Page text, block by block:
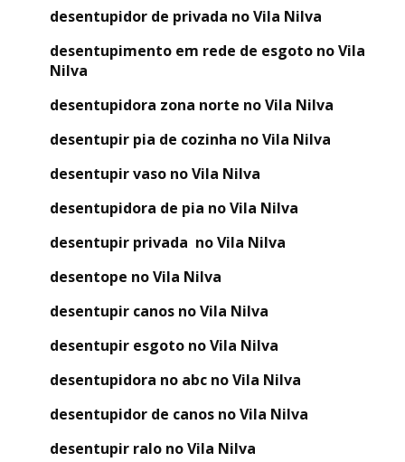
desentupidor de privada no Vila Nilva
desentupimento em rede de esgoto no Vila
Nilva
desentupidora zona norte no Vila Nilva
desentupir pia de cozinha no Vila Nilva
desentupir vaso no Vila Nilva
desentupidora de pia no Vila Nilva
desentupir privada no Vila Nilva
desentope no Vila Nilva
desentupir canos no Vila Nilva
desentupir esgoto no Vila Nilva
desentupidora no abc no Vila Nilva
desentupidor de canos no Vila Nilva
desentupir ralo no Vila Nilva